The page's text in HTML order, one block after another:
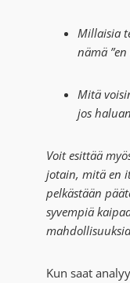
Millaisia
nämä
Mitä
jos
Voit esittää
jotain, mitä en
pelkästään
syvempiä
Kun saat